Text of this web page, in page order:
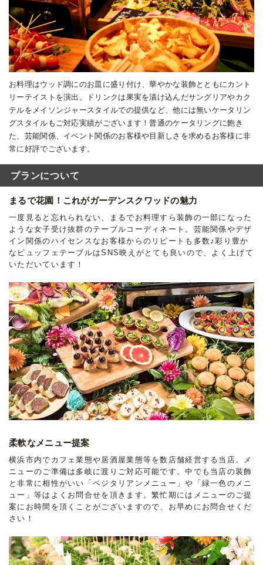
お料理はウッド調にのお皿に盛り付け、華やかな装飾とともにカント
リーテイストを演出。ドリンクは果実を漬け込んだサングリアやカク
テルをメイソンジャースタイルでの提供など、他には無いケータリン
グスタイルもご対応実績がございます！普通のケータリングに飽き
た、芸能関係、イベント関係のお客様や目新しさを求めるお客様に非
常に好評でございます。
プランについて
まるで花園！これがガーデンスクワッドの魅力
一度見ると忘れられない、まるでお料理すら装飾の一部になった
ような女子受け抜群のテーブルコーディネート。芸能関係やデザ
イン関係のハイセンスなお客様からのリピートも多数♪彩り豊か
なビュッフェテーブルはSNS映えがとても良いので、よく上げて
いただいています！
柔軟なメニュー提案
横浜市内でカフェ業態や居酒屋業態等を数店舗経営する当店。メ
ニューのご準備は多岐に渡りご対応可能です。中でも当店の装飾
と非常に相性がいい「ベジタリアンメニュー」や「緑一色のメニ
ュー」等はよくお問合せを頂きます。繁忙期にはメニューのご提
案にお時間を頂くことがございますので、お早めにお問合せくだ
さい！